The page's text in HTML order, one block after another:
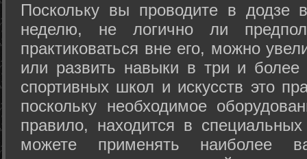
Поскольку вы проводите в додзе
неделю, не логично ли
практиковаться вне его, можно
или развить навыки в три и
спортивных школ и искусств это
поскольку необходимое
правило, находится в
можете применять наиболее